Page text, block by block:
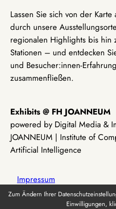
Lassen Sie sich von der
durch unsere
regionalen Highlights bis hin
Stationen – und entdecken
und Besucher:innen-
zusammenfließen.
Exhibits @ FH JOANNEUM
powered by Digital Media &
JOANNEUM | Institute of
Artificial Intelligence
Impressum
Zum Ändern Ihrer
Einwilligungen,